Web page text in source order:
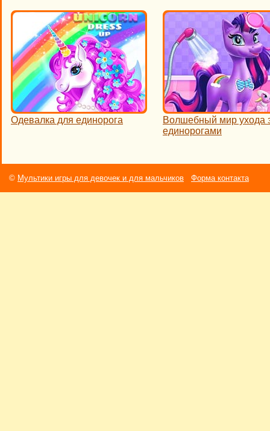
Одевалка для единорога
Волшебный мир ухода
единорогами
© Мультики игры для девочек и для мальчиков Форма контакта